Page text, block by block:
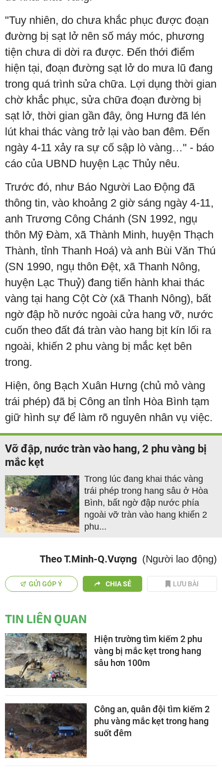
"Tuy nhiên, do chưa khắc phục được đoạn
đường bị sạt lở nên số máy móc, phương
tiện chưa di dời ra được. Đến thới điểm
hiện tại, đoạn đường sạt lở do mưa lũ đang
trong quá trình sửa chữa. Lợi dụng thời gian
chờ khắc phục, sửa chữa đoạn đường bị
sạt lở, thời gian gần đây, ông Hưng đã lén
lút khai thác vàng trở lại vào ban đêm. Đến
ngày 4-11 xảy ra sự cố sập lò vàng…" - báo
cáo của UBND huyện Lạc Thủy nêu.
Trước đó, như Báo Người Lao Động đã
thông tin, vào khoảng 2 giờ sáng ngày 4-11,
anh Trương Công Chánh (SN 1992, ngụ
thôn Mỹ Đàm, xã Thành Minh, huyện Thạch
Thành, tỉnh Thanh Hoá) và anh Bùi Văn Thú
(SN 1990, ngụ thôn Đệt, xã Thanh Nông,
huyện Lạc Thuỷ) đang tiến hành khai thác
vàng tại hang Cột Cờ (xã Thanh Nông), bất
ngờ đập hồ nước ngoài cửa hang vỡ, nước
cuốn theo đất đá tràn vào hang bịt kín lối ra
ngoài, khiến 2 phu vàng bị mắc kẹt bên
trong.
Hiện, ông Bạch Xuân Hưng (chủ mỏ vàng
trái phép) đã bị Công an tỉnh Hòa Bình tạm
giữ hình sự để làm rõ nguyên nhân vụ việc.
Vỡ đập, nước tràn vào hang, 2 phu vàng bị
mắc kẹt
Trong lúc đang khai thác vàng
trái phép trong hang sâu ở Hòa
Bình, bất ngờ đập nước phía
ngoài vỡ tràn vào hang khiến 2
phu...
Theo T.Minh-Q.Vượng (Người lao động)
GỬI GÓP Ý CHIA SẺ LƯU BÀI
TIN LIÊN QUAN
Hiện trường tìm kiếm 2 phu
vàng bị mắc kẹt trong hang
sâu hơn 100m
Công an, quân đội tìm kiếm 2
phu vàng mắc kẹt trong hang
suốt đêm